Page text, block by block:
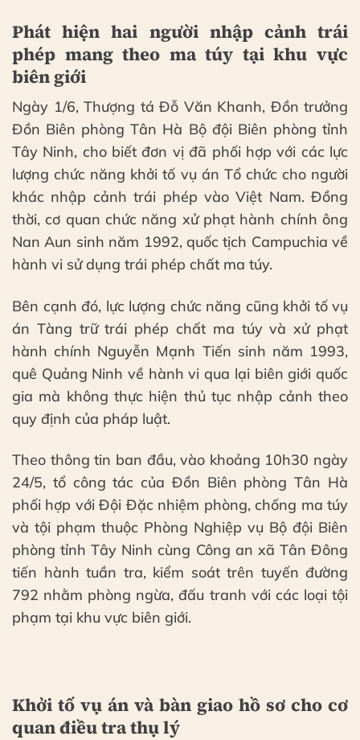
Phát hiện hai người nhập cảnh trái
phép mang theo ma túy tại khu vực
biên giới
Ngày 1/6, Thượng tá Đỗ Văn Khanh, Đồn trưởng
Đồn Biên phòng Tân Hà Bộ đội Biên phòng tỉnh
Tây Ninh, cho biết đơn vị đã phối hợp với các lực
lượng chức năng khởi tố vụ án Tổ chức cho người
khác nhập cảnh trái phép vào Việt Nam. Đồng
thời, cơ quan chức năng xử phạt hành chính ông
Nan Aun sinh năm 1992, quốc tịch Campuchia về
hành vi sử dụng trái phép chất ma túy.
Bên cạnh đó, lực lượng chức năng cũng khởi tố vụ
án Tàng trữ trái phép chất ma túy và xử phạt
hành chính Nguyễn Mạnh Tiến sinh năm 1993,
quê Quảng Ninh về hành vi qua lại biên giới quốc
gia mà không thực hiện thủ tục nhập cảnh theo
quy định của pháp luật.
Theo thông tin ban đầu, vào khoảng 10h30 ngày
24/5, tổ công tác của Đồn Biên phòng Tân Hà
phối hợp với Đội Đặc nhiệm phòng, chống ma túy
và tội phạm thuộc Phòng Nghiệp vụ Bộ đội Biên
phòng tỉnh Tây Ninh cùng Công an xã Tân Đông
tiến hành tuần tra, kiểm soát trên tuyến đường
792 nhằm phòng ngừa, đấu tranh với các loại tội
phạm tại khu vực biên giới.
Khởi tố vụ án và bàn giao hồ sơ cho cơ
quan điều tra thụ lý